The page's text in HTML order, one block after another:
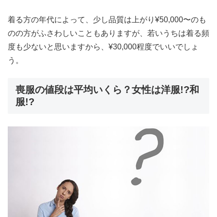
着る方の年代によって、少し品質は上がり¥50,000〜のも
のの方がふさわしいこともありますが、若いうちは着る頻
度も少ないと思いますから、¥30,000程度でいいでしょ
う。
喪服の値段は平均いくら？女性は洋服!?和
服!?